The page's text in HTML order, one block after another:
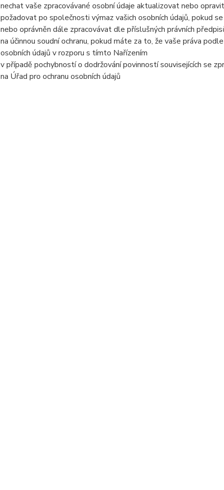
nechat vaše zpracovávané osobní údaje aktualizovat nebo
požadovat po společnosti výmaz vašich osobních údajů, pokud
nebo oprávněn dále zpracovávat dle příslušných právních
na účinnou soudní ochranu, pokud máte za to, že vaše práva
osobních údajů v rozporu s tímto Nařízením
v případě pochybností o dodržování povinností souvisejících se
na Úřad pro ochranu osobních údajů